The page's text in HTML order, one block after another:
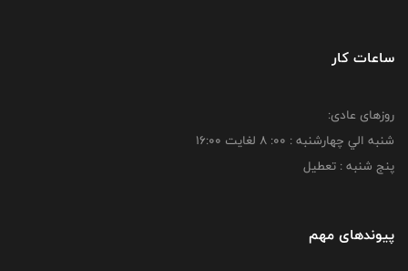
ساعات کار
روزهای عادی:
شنبه الي چهارشنبه : 00: 8 لغايت 16:00
پنج شنبه : تعطیل
پیوندهای مهم